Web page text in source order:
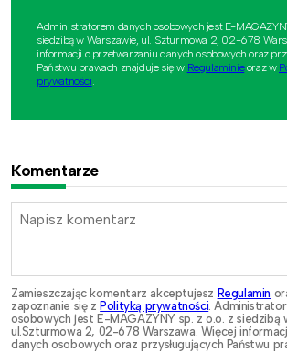
Administratorem danych osobowych jest E-
siedzibą w Warszawie, ul. Szturmowa 2, 02-678
informacji o przetwarzaniu danych osobowych oraz
Państwu prawach znajduje się w Regulaminieoraz w
prywatności.
Komentarze
Zamieszczając komentarz akceptujesz Regulamin
zapoznanie się z Polityką prywatności .
osobowych jest E-MAGAZYNY sp. z o.o. z siedzibą
ul.Szturmowa 2, 02-678 Warszawa. Więcej
danych osobowych oraz przysługujących Państwu